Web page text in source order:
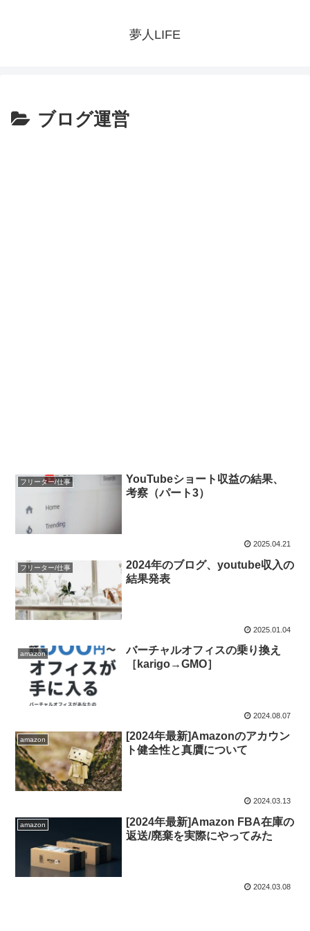
夢人LIFE
ブログ運営
フリーター/仕事
YouTubeショート収益の結果、
考察（パート3）
2025.04.21
フリーター/仕事
2024年のブログ、youtube収入の
結果発表
2025.01.04
amazon
バーチャルオフィスの乗り換え
［karigo→GMO］
2024.08.07
amazon
[2024年最新]Amazonのアカウン
ト健全性と真贋について
2024.03.13
amazon
[2024年最新]Amazon FBA在庫の
返送/廃棄を実際にやってみた
2024.03.08